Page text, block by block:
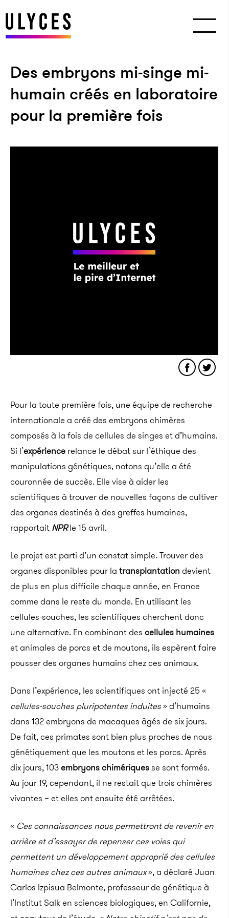
Des embryons mi-singe mi-
humain créés en laboratoire
pour la première fois
Pour la toute première fois, une équipe de recherche
internationale a créé des embryons chimères
composés à la fois de cellules de singes et d’humains.
Si l’expérience relance le débat sur l’éthique des
manipulations génétiques, notons qu’elle a été
couronnée de succès. Elle vise à aider les
scientifiques à trouver de nouvelles façons de cultiver
des organes destinés à des greffes humaines,
rapportait NPRle 15 avril.
Le projet est parti d’un constat simple. Trouver des
organes disponibles pour la transplantation devient
de plus en plus difficile chaque année, en France
comme dans le reste du monde. En utilisant les
cellules-souches, les scientifiques cherchent donc
une alternative. En combinant des cellules humaines
et animales de porcs et de moutons, ils espèrent faire
pousser des organes humains chez ces animaux.
Dans l’expérience, les scientifiques ont injecté 25 «
cellules-souches pluripotentes induites» d’humains
dans 132 embryons de macaques âgés de six jours.
De fait, ces primates sont bien plus proches de nous
génétiquement que les moutons et les porcs. Après
dix jours, 103embryons chimériquesse sont formés.
Au jour 19, cependant, il ne restait que trois chimères
vivantes – et elles ont ensuite été arrêtées.
« Ces connaissances nous permettront de revenir en
arrière et d’essayer de repenser ces voies qui
permettent un développement approprié des cellules
humaines chez ces autres animaux», a déclaré Juan
Carlos Izpisua Belmonte, professeur de génétique à
l’Institut Salk en sciences biologiques, en Californie,